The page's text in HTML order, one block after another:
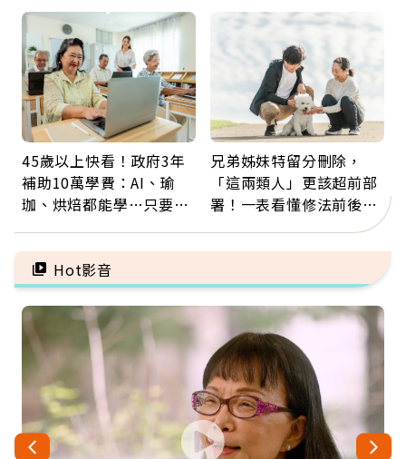
5招才能真救命
45歲以上快看！政府3年
補助10萬學費：AI、瑜
珈、烘焙都能學…只要願
兄弟姊妹特留分刪除，
「這兩類人」更該超前部
署！一表看懂修法前後差
異：沒留遺囑手足反而分
更多
Hot影音